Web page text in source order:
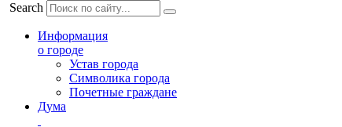
Search
Информация
о городе
Устав города
Символика города
Почетные граждане
Дума